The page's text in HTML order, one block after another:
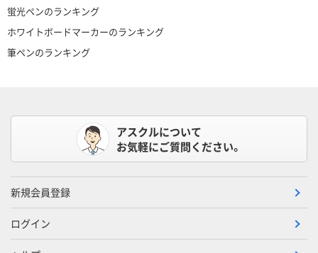
蛍光ペンのランキング
ホワイトボードマーカーのランキング
筆ペンのランキング
アスクルについて
お気軽にご質問ください。
新規会員登録
ログイン